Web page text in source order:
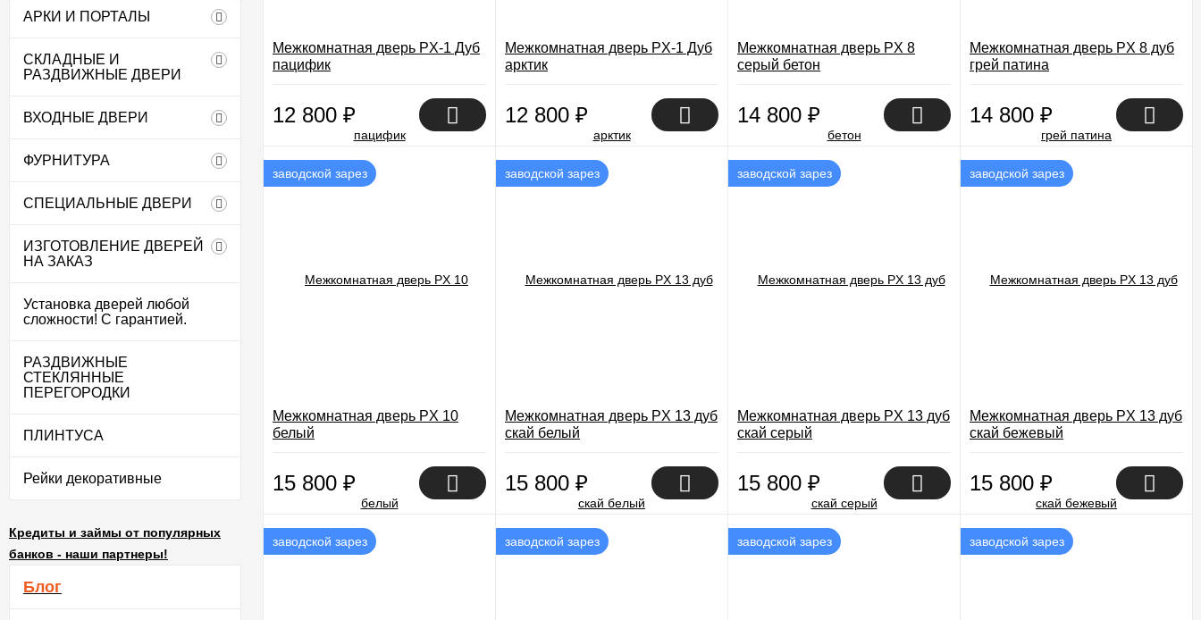
АРКИ И ПОРТАЛЫ
СКЛАДНЫЕ И
РАЗДВИЖНЫЕ ДВЕРИ
ВХОДНЫЕ ДВЕРИ
ФУРНИТУРА
СПЕЦИАЛЬНЫЕ ДВЕРИ
ИЗГОТОВЛЕНИЕ ДВЕРЕЙ
НА ЗАКАЗ
Установка дверей любой
сложности! С гарантией.
РАЗДВИЖНЫЕ
СТЕКЛЯННЫЕ
ПЕРЕГОРОДКИ
ПЛИНТУСА
Рейки декоративные
Кредиты и займы от популярных
банков - наши партнеры!
Блог
Межкомнатная дверь PX-1 Дуб
пацифик
12 800 ₽
Межкомнатная дверь PX-1 Дуб
арктик
12 800 ₽
Межкомнатная дверь PX 8
серый бетон
14 800 ₽
Межкомнатная дверь PX 8 дуб
грей патина
14 800 ₽
заводской зарез
Межкомнатная дверь PX 10
белый
15 800 ₽
заводской зарез
Межкомнатная дверь PX 13 дуб
скай белый
15 800 ₽
заводской зарез
Межкомнатная дверь PX 13 дуб
скай серый
15 800 ₽
заводской зарез
Межкомнатная дверь PX 13 дуб
скай бежевый
15 800 ₽
заводской зарез заводской зарез заводской зарез заводской зарез